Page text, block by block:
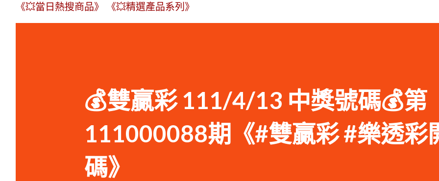
《💥當日熱搜商品》 《💥精選產品系列》
💰雙贏彩 111/4/13 中獎號碼💰第
111000088期《#雙贏彩 #樂透彩
碼》